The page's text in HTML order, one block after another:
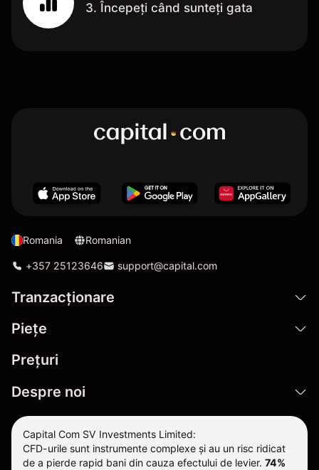
3. Începeți când sunteți gata
Romania Romanian
+357 25123646 support@capital.com
Tranzacționare
Pieţe
Prețuri
Despre noi
Capital Com SV Investments Limited:
CFD-urile sunt instrumente complexe și au un risc ridicat
de a pierde rapid bani din cauza efectului de levier. 74%